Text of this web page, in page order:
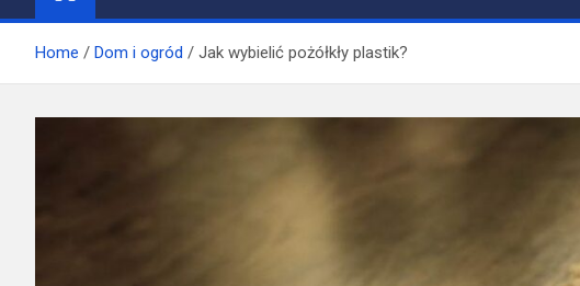
Home Dom i ogród Jak wybielić pożółkły plastik?